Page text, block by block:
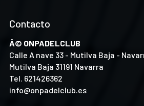
Contacto
Â© ONPADELCLUB
Calle A nave 33 - Mutilva Baja -
Mutilva Baja 31191 Navarra
Tel. 621426362
info@onpadelclub.es